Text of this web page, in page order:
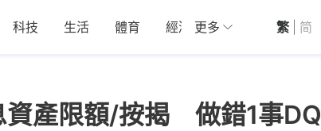
科技 生活 體育 經濟 01深圳 觀點
更多 繁 简
產限額/按揭 做錯1事DQ